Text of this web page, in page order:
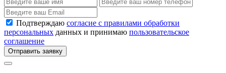
Подтверждаю согласие с правилами обработки
персональных данных и принимаю пользовательское
соглашение
Отправить заявку